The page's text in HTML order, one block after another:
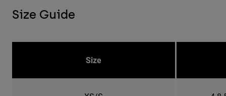
Size Guide
Size